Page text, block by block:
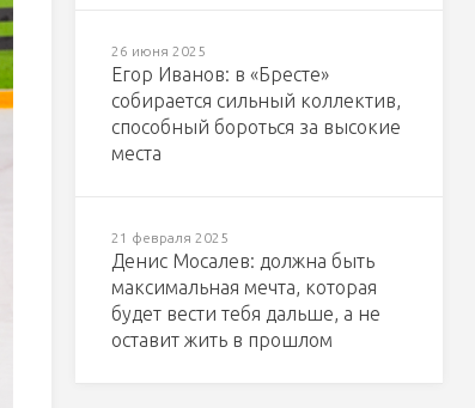
26 июня 2025
Егор Иванов: в «Бресте»
собирается сильный коллектив,
способный бороться за высокие
места
21 февраля 2025
Денис Мосалев: должна быть
максимальная мечта, которая
будет вести тебя дальше, а не
оставит жить в прошлом